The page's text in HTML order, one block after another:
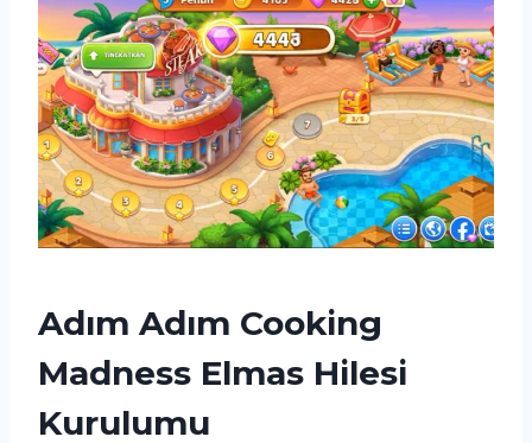
Adım Adım Cooking
Madness Elmas Hilesi
Kurulumu